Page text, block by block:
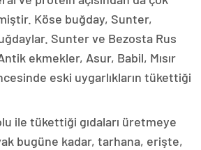
Köse buğday, Sunter,
Sunter ve Bezosta Rus
ekmekler, Asur, Babil, Mısır
eski uygarlıkların tükettiği
ile tükettiği gıdaları üretmeye
bugüne kadar, tarhana, erişte,